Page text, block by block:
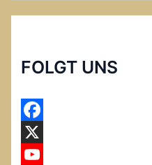
FOLGT UNS
F
aX